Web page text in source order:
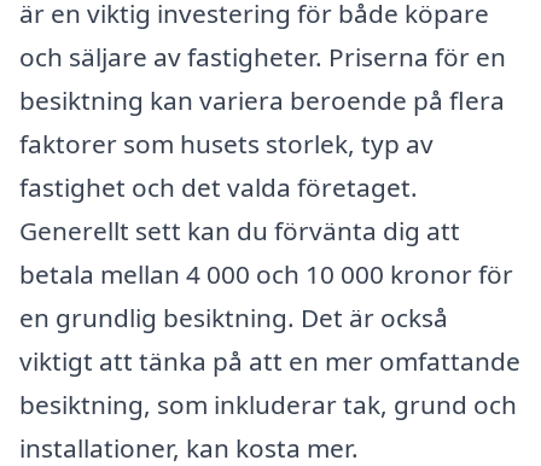
är en viktig investering för både köpare
och säljare av fastigheter. Priserna för en
besiktning kan variera beroende på flera
faktorer som husets storlek, typ av
fastighet och det valda företaget.
Generellt sett kan du förvänta dig att
betala mellan 4 000 och 10 000 kronor för
en grundlig besiktning. Det är också
viktigt att tänka på att en mer omfattande
besiktning, som inkluderar tak, grund och
installationer, kan kosta mer.